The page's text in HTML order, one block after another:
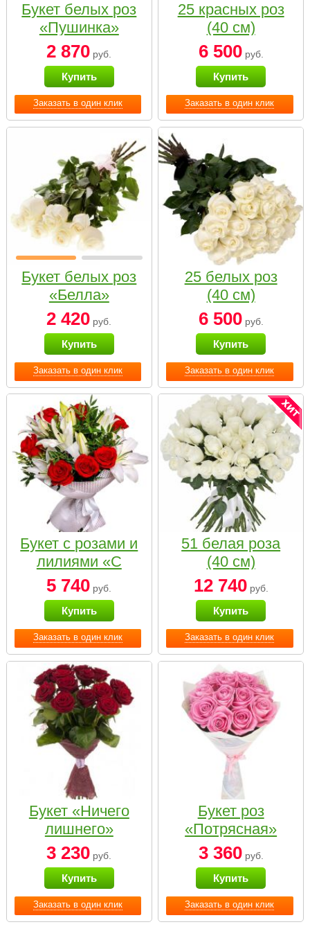
Заказать в один клик
Букет белых роз
«Пушинка»
2 870 руб.
Купить
Заказать в один клик
25 красных роз
(40 см)
6 500руб.
Купить
Заказать в один клик
Букет белых роз
«Белла»
2 420 руб.
Купить
Заказать в один клик
25 белых роз
(40 см)
6 500руб.
Купить
Заказать в один клик
Букет с розами и
лилиями «С
наилучшими
пожеланиями»
5 740 руб.
Купить
Заказать в один клик
51 белая роза
(40 см)
12 740руб.
Купить
Заказать в один клик
Букет «Ничего
лишнего»
3 230 руб.
Купить
Заказать в один клик
Букет роз
«Потрясная»
3 360руб.
Купить